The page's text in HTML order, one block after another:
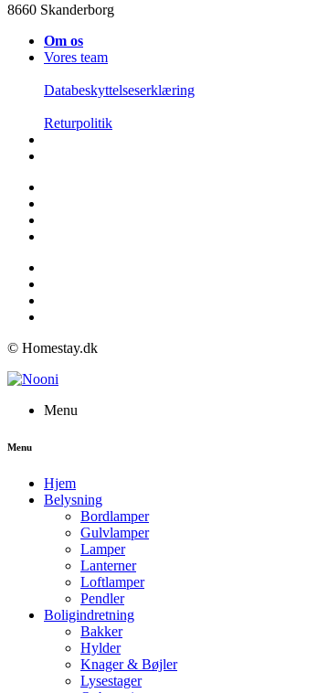
8660 Skanderborg
Om os
Vores team
Databeskyttelseserklæring
Returpolitik
© Homestay.dk
Menu
Menu
Hjem
Belysning
Bordlamper
Gulvlamper
Lamper
Lanterner
Loftlamper
Pendler
Boligindretning
Bakker
Hylder
Knager & Bøjler
Lysestager